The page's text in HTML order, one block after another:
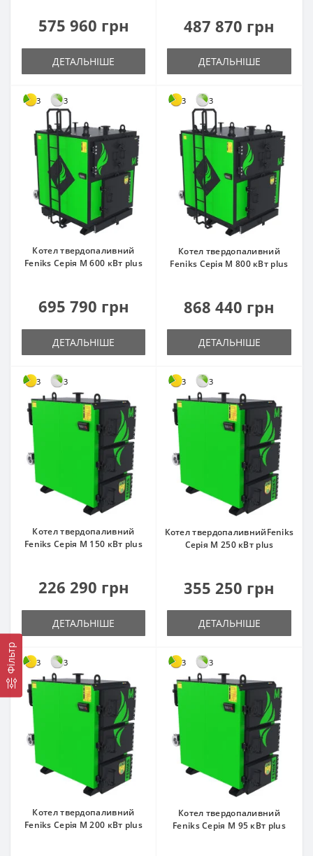
Фільтр
575 960 грн
ДЕТАЛЬНІШЕ
487 870 грн
ДЕТАЛЬНІШЕ
3 3
Котел твердопаливний
Feniks Серія M 600 кВт plus
695 790 грн
ДЕТАЛЬНІШЕ
3 3
Котел твердопаливний
Feniks Серія M 800 кВт plus
868 440 грн
ДЕТАЛЬНІШЕ
3 3
Котел твердопаливний
Feniks Серія M 150 кВт plus
226 290 грн
ДЕТАЛЬНІШЕ
3 3
Котел твердопаливнийFeniks
Серія M 250 кВт plus
355 250 грн
ДЕТАЛЬНІШЕ
3 3
Котел твердопаливний
Feniks Серія M 200 кВт plus
3 3
Котел твердопаливний
Feniks Серія M 95 кВт plus